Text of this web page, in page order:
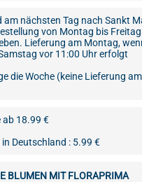
am nächsten Tag nach Sankt
von Montag bis
Lieferung am Montag,
vor 11:00 Uhr erfolgt
die Woche (keine Lieferung am
ab 18.99 €
Deutschland : 5.99 €
BLUMEN MIT FLORAPRIMA